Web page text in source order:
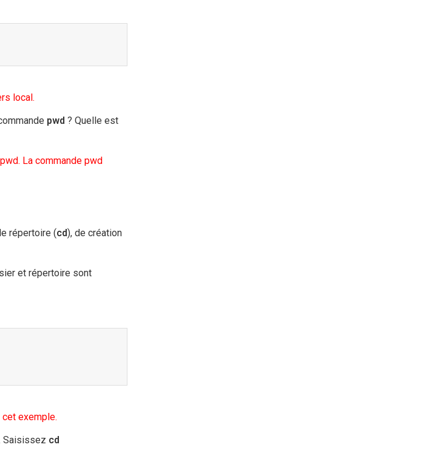
local.
pwd ? Quelle est
La commande pwd
répertoire (cd), de création
et répertoire sont
exemple.
Saisissez cd